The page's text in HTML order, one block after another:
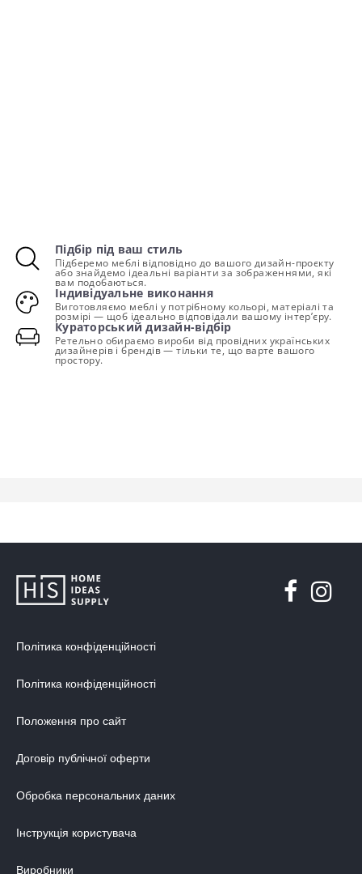
Підбір під ваш стиль
Підберемо меблі відповідно до вашого дизайн-проєкту
або знайдемо ідеальні варіанти за зображеннями, які
вам подобаються.
Індивідуальне виконання
Виготовляємо меблі у потрібному кольорі, матеріалі та
розмірі — щоб ідеально відповідали вашому інтер’єру.
Кураторський дизайн-відбір
Ретельно обираємо вироби від провідних українських
дизайнерів і брендів — тільки те, що варте вашого
простору.
Політика конфіденційності
Політика конфіденційності
Положення про сайт
Договір публічної оферти
Обробка персональних даних
Інструкція користувача
Виробники